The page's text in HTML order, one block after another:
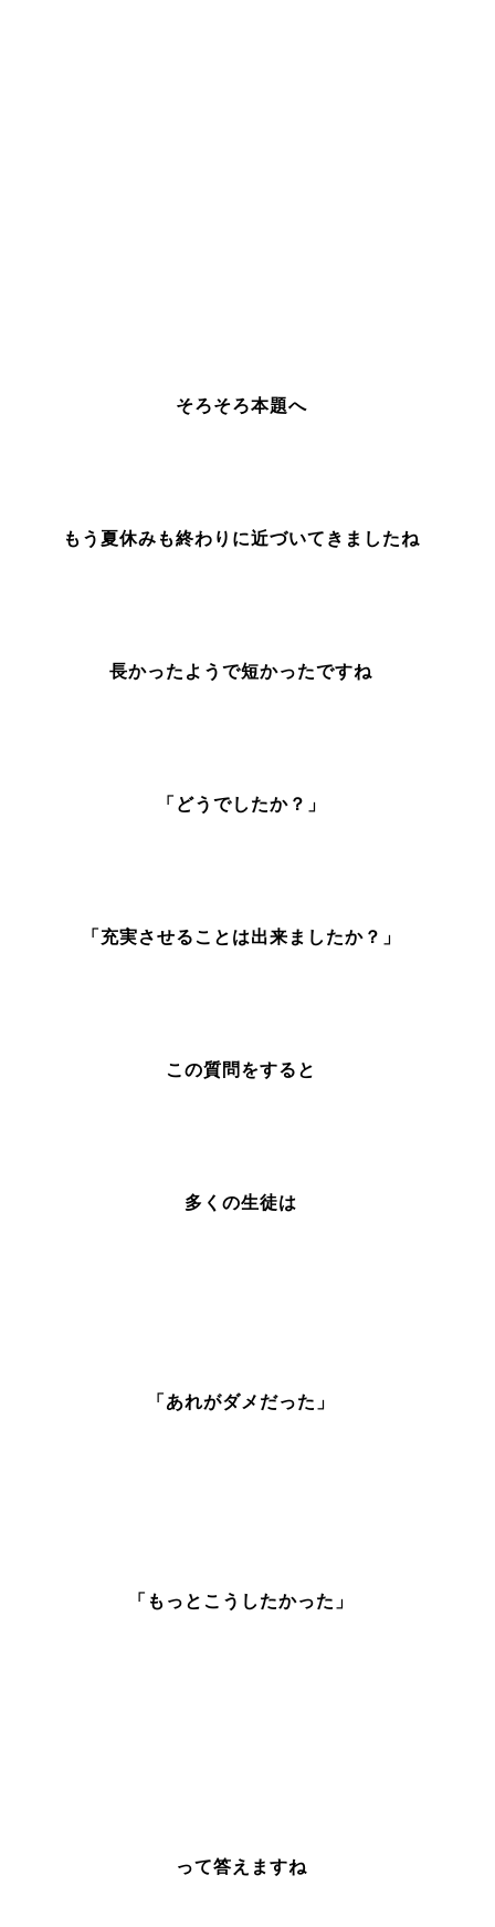
そろそろ本題へ
もう夏休みも終わりに近づいてきましたね
長かったようで短かったですね
「どうでしたか？」
「充実させることは出来ましたか？」
この質問をすると
多くの生徒は
「あれがダメだった」
「もっとこうしたかった」
って答えますね